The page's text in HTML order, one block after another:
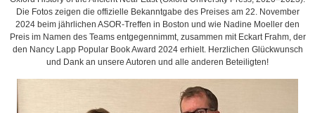
Die Fotos zeigen die offizielle Bekanntgabe des Preises am 22. November
2024 beim jährlichen ASOR-Treffen in Boston und wie Nadine Moeller den
Preis im Namen des Teams entgegennimmt, zusammen mit Eckart Frahm, der
den Nancy Lapp Popular Book Award 2024 erhielt. Herzlichen Glückwunsch
und Dank an unsere Autoren und alle anderen Beteiligten!